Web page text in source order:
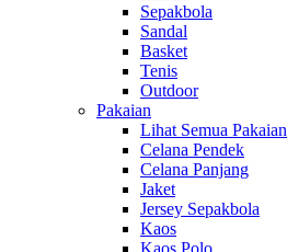
Sepakbola
Sandal
Basket
Tenis
Outdoor
Pakaian
Lihat Semua Pakaian
Celana Pendek
Celana Panjang
Jaket
Jersey Sepakbola
Kaos
Kaos Polo